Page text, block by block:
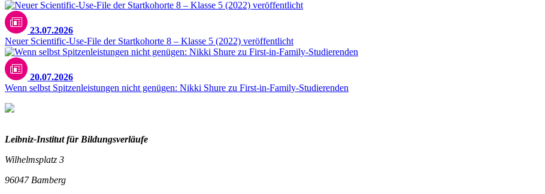
23.07.2026
Neuer Scientific-Use-File der Startkohorte 8 – Klasse 5 (2022) veröffentlicht
20.07.2026
Wenn selbst Spitzenleistungen nicht genügen: Nikki Shure zu First-in-Family-Studierenden
Leibniz-Institut für Bildungsverläufe
Wilhelmsplatz 3
96047 Bamberg